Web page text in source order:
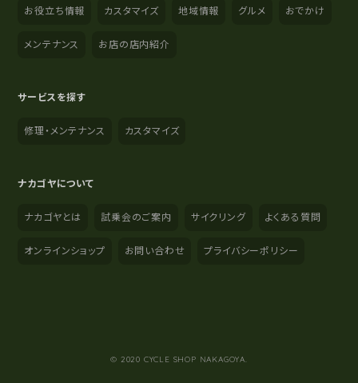
お役立ち情報 カスタマイズ 地域情報 グルメ おでかけ
メンテナンス お店の店内紹介
サービスを探す
修理・メンテナンス カスタマイズ
ナカゴヤについて
ナカゴヤとは 試乗会のご案内 サイクリング よくある質問
オンラインショップ お問い合わせ プライバシーポリシー
© 2020 CYCLE SHOP NAKAGOYA.